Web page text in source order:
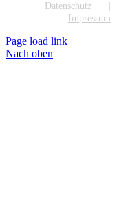
Datenschutz
Impressum
Page load link
Nach oben